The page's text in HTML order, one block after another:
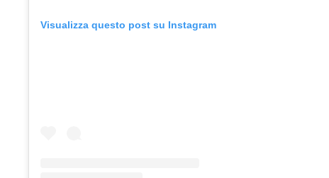
Visualizza questo post su Instagram